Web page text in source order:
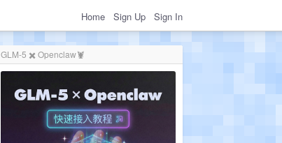
Home Sign Up Sign In
GLM-5 ✖️ Openclaw🦞